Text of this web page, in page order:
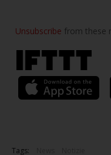
Unsubscribe from these
Tags: